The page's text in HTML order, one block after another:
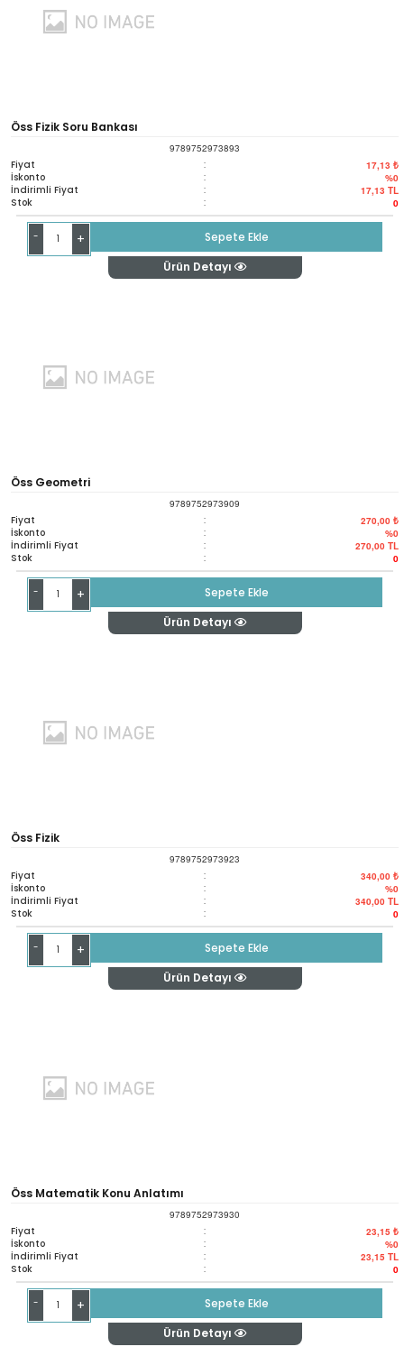
Öss Fizik Soru Bankası
9789752973893
Fiyat : 17,13 ₺
İskonto : %0
İndirimli Fiyat : 17,13 TL
Stok : 0
- +
Sepete Ekle
Ürün Detayı
Öss Geometri
9789752973909
Fiyat : 270,00 ₺
İskonto : %0
İndirimli Fiyat : 270,00 TL
Stok : 0
- +
Sepete Ekle
Ürün Detayı
Öss Fizik
9789752973923
Fiyat : 340,00 ₺
İskonto : %0
İndirimli Fiyat : 340,00 TL
Stok : 0
- +
Sepete Ekle
Ürün Detayı
Öss Matematik Konu Anlatımı
9789752973930
Fiyat : 23,15 ₺
İskonto : %0
İndirimli Fiyat : 23,15 TL
Stok : 0
- +
Sepete Ekle
Ürün Detayı